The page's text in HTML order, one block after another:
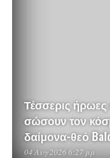
Τέσσερις
σώσουν τον
δαίμονα-θεό
04 Αυγ 2026 6:27 μμ